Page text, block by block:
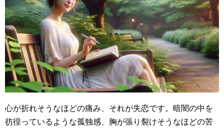
心が折れそうなほどの痛み、それが失恋です。暗闇の中を
彷徨っているような孤独感、胸が張り裂けそうなほどの苦